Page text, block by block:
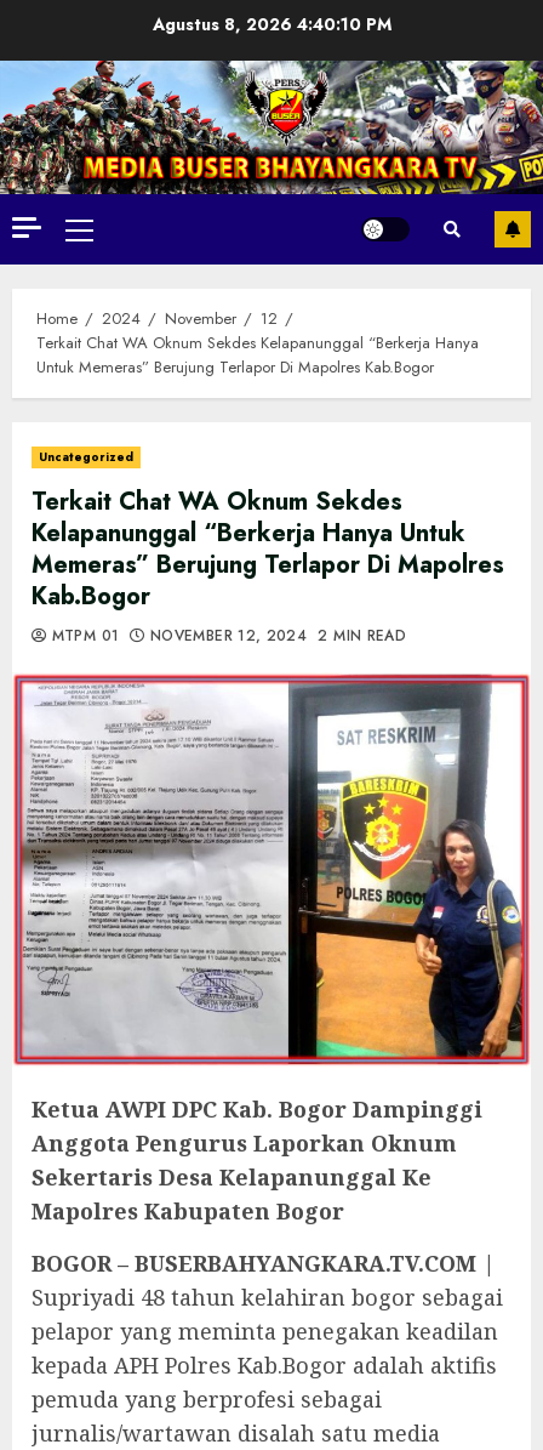
Agustus 8, 20264:40:11 PM
Primary
Menu
Home 2024 November
12
Terkait Chat WA Oknum Sekdes Kelapanunggal “Berkerja Hanya
Untuk Memeras” Berujung Terlapor Di Mapolres Kab.Bogor
Uncategorized
Terkait Chat WA Oknum Sekdes
Kelapanunggal “Berkerja Hanya Untuk
Memeras” Berujung Terlapor Di Mapolres
Kab.Bogor
MTPM 01 NOVEMBER 12, 2024 2 MIN READ
Ketua AWPI DPC Kab. Bogor Dampinggi
Anggota Pengurus Laporkan Oknum
Sekertaris Desa Kelapanunggal Ke
Mapolres Kabupaten Bogor
BOGOR – BUSERBAHYANGKARA.TV.COM |
Supriyadi 48 tahun kelahiran bogor sebagai
pelapor yang meminta penegakan keadilan
kepada APH Polres Kab.Bogor adalah aktifis
pemuda yang berprofesi sebagai
jurnalis/wartawan disalah satu media